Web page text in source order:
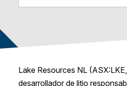
Lake Resources NL
desarrollador de litio